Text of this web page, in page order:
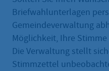
Briefwahlunterlagen
Gemeindeverwaltung
Möglichkeit, Ihre
Die Verwaltung stellt
Stimmzettel